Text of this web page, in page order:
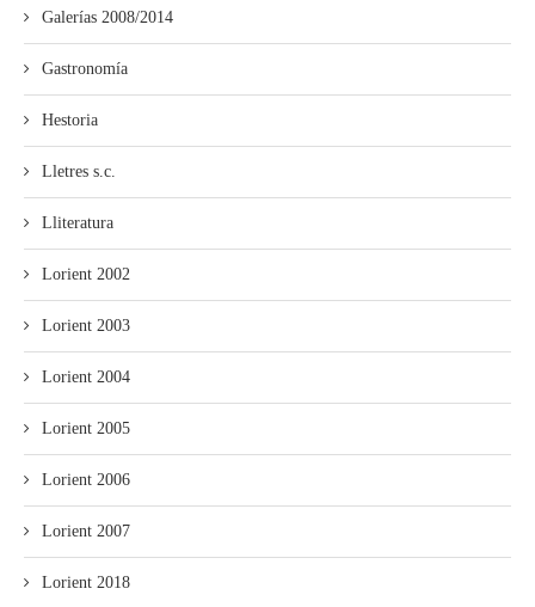
Galerías 2008/2014
Gastronomía
Hestoria
Lletres s.c.
Lliteratura
Lorient 2002
Lorient 2003
Lorient 2004
Lorient 2005
Lorient 2006
Lorient 2007
Lorient 2018